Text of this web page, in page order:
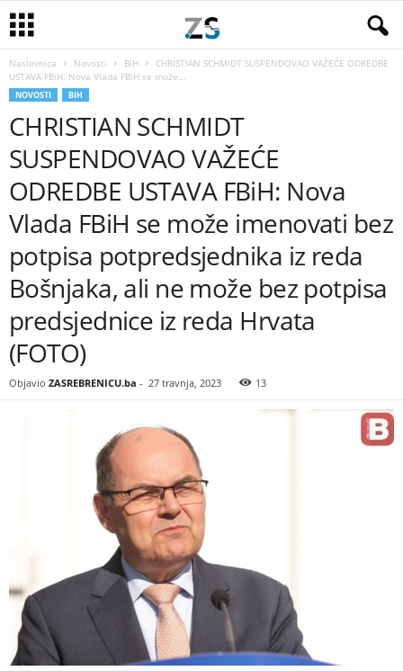
Naslovnica Novosti BiH
CHRISTIAN SCHMIDT SUSPENDOVAO VAŽEĆE ODREDBE
USTAVA FBiH: Nova Vlada FBiH se može...
NOVOSTI BIH
CHRISTIAN SCHMIDT
SUSPENDOVAO VAŽEĆE
ODREDBE USTAVA FBiH: Nova
Vlada FBiH se može imenovati bez
potpisa potpredsjednika iz reda
Bošnjaka, ali ne može bez potpisa
predsjednice iz reda Hrvata
(FOTO)
Objavio ZASREBRENICU.ba - 27 travnja, 2023 13